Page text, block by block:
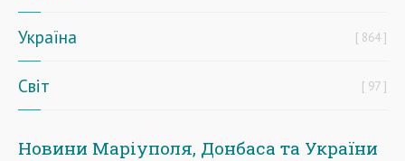
Україна 864
Світ 97
Новини Маріуполя, Донбаса та України